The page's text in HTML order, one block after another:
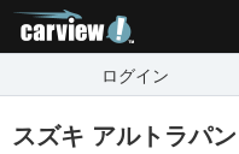
ログイン
スズキ アルトラパ